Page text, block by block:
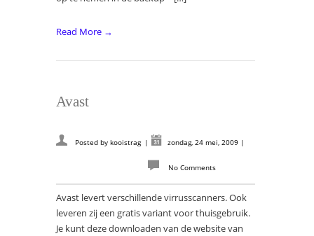
Read More →
Avast
Posted by kooistrag | zondag, 24 mei, 2009 |
No Comments
Avast levert verschillende virrusscanners. Ook
leveren zij een gratis variant voor thuisgebruik.
Je kunt deze downloaden van de website van